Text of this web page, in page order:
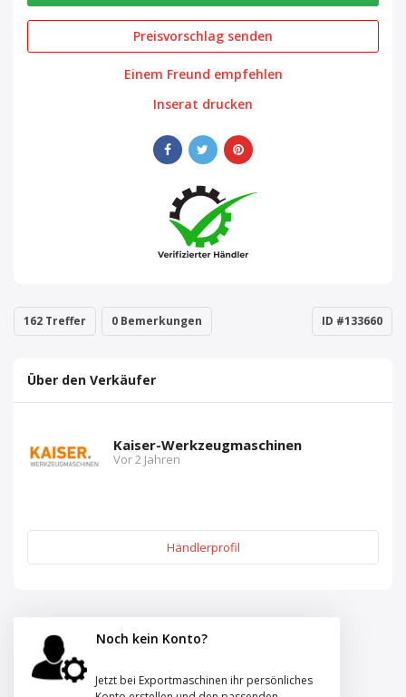
Preisvorschlag senden
Einem Freund empfehlen
Inserat drucken
162 Treffer 0 Bemerkungen ID #133660
Über den Verkäufer
Kaiser-Werkzeugmaschinen
Vor 2 Jahren
Händlerprofil
Noch kein Konto?
Jetzt bei Exportmaschinen ihr persönliches